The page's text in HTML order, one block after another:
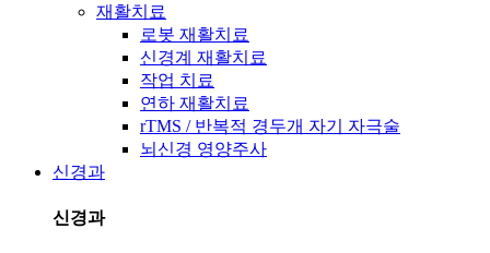
재활치료
로봇 재활치료
신경계 재활치료
작업 치료
연하 재활치료
rTMS / 반복적 경두개 자기 자극술
뇌신경 영양주사
신경과
신경과